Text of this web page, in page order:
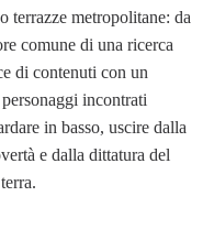
terrazze metropolitane: da
comune di una ricerca
di contenuti con un
incontrati
in basso, uscire dalla
e dalla dittatura del